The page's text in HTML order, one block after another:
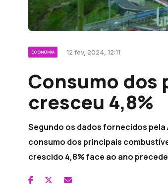
ECONOMIA 12 fev, 2024, 12:11
Consumo
cresceu 4,8%
Segundo os dados fornecidos pela
consumo dos principais
crescido 4,8% face ao ano